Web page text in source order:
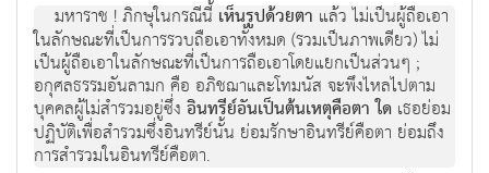
มหาราช ! ภิกษุในกรณีนี้ เห็นรูปด้วยตา แล้ว ไม่เป็นผู้ถือเอา
ในลักษณะที่เป็นการรวบถือเอาทั้งหมด (รวมเป็นภาพเดียว) ไม่
เป็นผู้ถือเอาในลักษณะที่เป็นการถือเอาโดยแยกเป็นส่วนๆ ;
อกุศลธรรมอันลามก คือ อภิชฌาและโทมนัส จะพึงไหลไปตาม
บุคคลผู้ไม่สำรวมอยู่ซึ่ง อินทรีย์อันเป็นต้นเหตุคือตา ใด เธอย่อม
ปฏิบัติเพื่อสำรวมซึ่งอินทรีย์นั้น ย่อมรักษาอินทรีย์คือตา ย่อมถึง
การสำรวมในอินทรีย์คือตา.